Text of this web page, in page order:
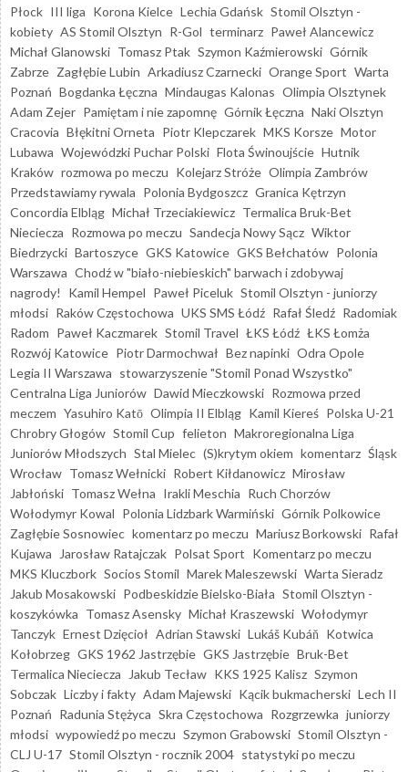
Płock III liga Korona Kielce Lechia Gdańsk Stomil Olsztyn -
kobiety AS Stomil Olsztyn R-Gol terminarz Paweł Alancewicz
Michał Glanowski Tomasz Ptak Szymon Kaźmierowski Górnik
Zabrze Zagłębie Lubin Arkadiusz Czarnecki Orange Sport Warta
Poznań Bogdanka Łęczna Mindaugas Kalonas Olimpia Olsztynek
Adam Zejer Pamiętam i nie zapomnę Górnik Łęczna Naki Olsztyn
Cracovia Błękitni Orneta Piotr Klepczarek MKS Korsze Motor
Lubawa Wojewódzki Puchar Polski Flota Świnoujście Hutnik
Kraków rozmowa po meczu Kolejarz Stróże Olimpia Zambrów
Przedstawiamy rywala Polonia Bydgoszcz Granica Kętrzyn
Concordia Elbląg Michał Trzeciakiewicz Termalica Bruk-Bet
Nieciecza Rozmowa po meczu Sandecja Nowy Sącz Wiktor
Biedrzycki Bartoszyce GKS Katowice GKS Bełchatów Polonia
Warszawa Chodź w "biało-niebieskich" barwach i zdobywaj
nagrody!
Kamil Hempel Paweł Piceluk Stomil Olsztyn - juniorzy
młodsi Raków Częstochowa UKS SMS Łódź Rafał Śledź Radomiak
Radom Paweł Kaczmarek Stomil Travel ŁKS Łódź ŁKS Łomża
Rozwój Katowice Piotr Darmochwał Bez napinki Odra Opole
Legia II Warszawa stowarzyszenie "Stomil Ponad Wszystko"
Centralna Liga Juniorów Dawid Mieczkowski Rozmowa przed
meczem Yasuhiro Katō Olimpia II Elbląg Kamil Kiereś Polska U-21
Chrobry Głogów Stomil Cup felieton Makroregionalna Liga
Juniorów Młodszych Stal Mielec (S)krytym okiem komentarz Śląsk
Wrocław Tomasz Wełnicki Robert Kiłdanowicz Mirosław
Jabłoński Tomasz Wełna Irakli Meschia Ruch Chorzów
Wołodymyr Kowal Polonia Lidzbark Warmiński Górnik Polkowice
Zagłębie Sosnowiec komentarz po meczu Mariusz Borkowski Rafał
Kujawa
Jarosław Ratajczak Polsat Sport Komentarz po meczu
MKS Kluczbork Socios Stomil Marek Maleszewski Warta Sieradz
Jakub Mosakowski Podbeskidzie Bielsko-Biała Stomil Olsztyn -
koszykówka Tomasz Asensky Michał Kraszewski Wołodymyr
Tanczyk Ernest Dzięcioł Adrian Stawski Lukáš Kubáň Kotwica
Kołobrzeg GKS 1962 Jastrzębie GKS Jastrzębie Bruk-Bet
Termalica Nieciecza
Jakub Tecław KKS 1925 Kalisz Szymon
Sobczak Liczby i fakty Adam Majewski Kącik bukmacherski Lech II
Poznań Radunia Stężyca Skra Częstochowa Rozgrzewka juniorzy
młodsi wypowiedź po meczu Szymon Grabowski Stomil Olsztyn -
CLJ U-17 Stomil Olsztyn - rocznik 2004 statystyki po meczu